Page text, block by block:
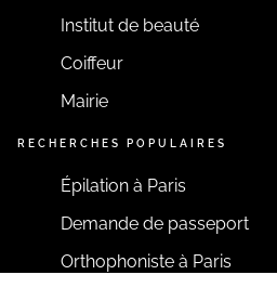
Institut de beauté
Coiffeur
Mairie
RECHERCHES POPULAIRES
Épilation à Paris
Demande de passeport
Orthophoniste à Paris